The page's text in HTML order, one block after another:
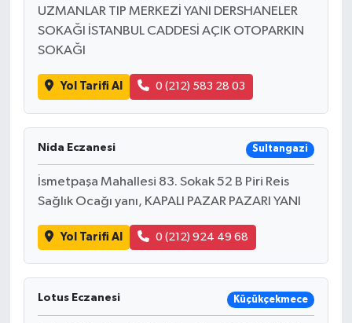
UZMANLAR TIP MERKEZİ YANI DERSHANELER
SOKAĞI İSTANBUL CADDESİ AÇIK OTOPARKIN
SOKAĞI
Yol Tarifi Al 0 (212) 583 28 03
Nida Eczanesi Sultangazi
İsmetpaşa Mahallesi 83. Sokak 52 B Piri Reis
Sağlık Ocağı yanı, KAPALI PAZAR PAZARI YANI
Yol Tarifi Al 0 (212) 924 49 68
Lotus Eczanesi Küçükçekmece